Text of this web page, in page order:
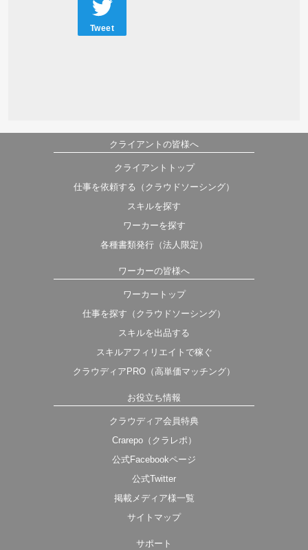
Tweet
クライアントの皆様へ
クライアントトップ
仕事を依頼する（クラウドソーシング）
スキルを探す
ワーカーを探す
各種書類発行（法人限定）
ワーカーの皆様へ
ワーカートップ
仕事を探す（クラウドソーシング）
スキルを出品する
スキルアフィリエイトで稼ぐ
クラウディアPRO（高単価マッチング）
お役立ち情報
クラウディア会員特典
Crarepo（クラレポ）
公式Facebookページ
公式Twitter
掲載メディア様一覧
サイトマップ
サポート